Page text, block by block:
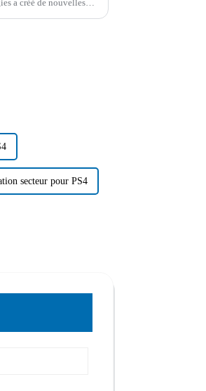
a créé de nouvelles
secteur pour PS4